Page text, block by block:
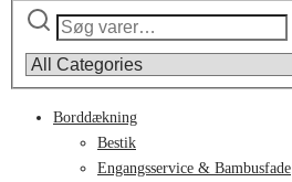
Søg
Borddækning
Bestik
Engangsservice & Bambusfade